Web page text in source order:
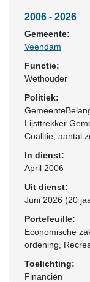
2006 - 2026
Gemeente:
Veendam
Functie:
Wethouder
Politiek:
Lijsttrekker
Coalitie , aantal
In dienst:
April 2006
Uit dienst:
Juni 2026 (20
Portefeuille:
Economische
ordening,
Toelichting:
Financiën